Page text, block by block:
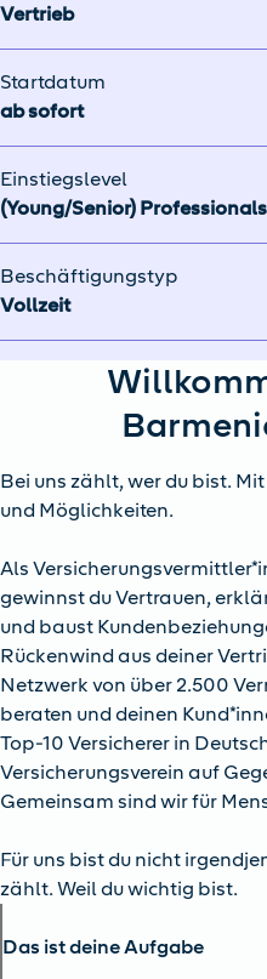
Vertrieb
Startdatum
ab sofort
Einstiegslevel
(Young/Senior) Professionals
Beschäftigungstyp
Vollzeit
Bei uns zählt, wer du bist.
und Möglichkeiten.
Als
gewinnst du Vertrauen,
und baust
Rückenwind aus deiner
Netzwerk von über 2.500
beraten und deinen
Top-10 Versicherer in
Versicherungsverein auf
Gemeinsam sind wir für
Für uns bist du nicht
zählt. Weil du wichtig bist.
Das ist deine Aufgabe